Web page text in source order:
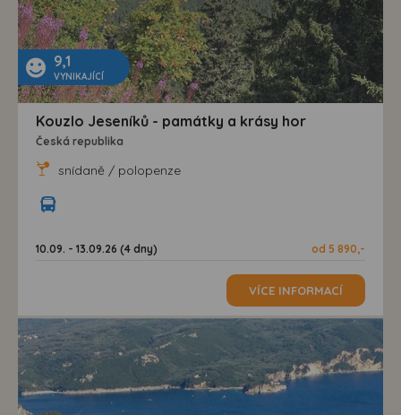
9,1
VYNIKAJÍCÍ
Kouzlo Jeseníků - památky a krásy hor
Česká republika
snídaně / polopenze
10.09. - 13.09.26 (4 dny) od 5 890,-
VÍCE INFORMACÍ